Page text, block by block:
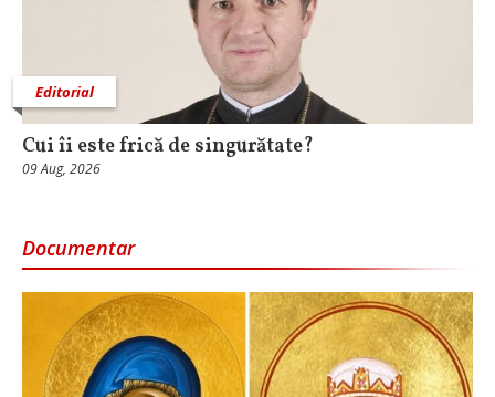
Editorial
Cui îi este frică de singurătate?
09 Aug, 2026
Documentar